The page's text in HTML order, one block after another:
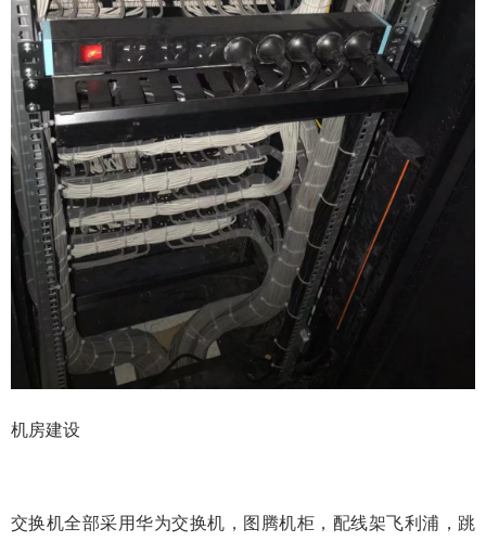
机房建设
交换机全部采用华为交换机，图腾机柜，配线架飞利浦，跳